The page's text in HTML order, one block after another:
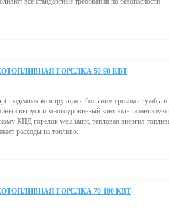
ГОРЕЛКА 50-90 КВТ
надежная конструкция с большим сроком службы
выпуск и многоуровневый контроль
КПД горелок weishaupt, тепловая энергия
расходы на топливо.
ГОРЕЛКА 70-180 КВТ